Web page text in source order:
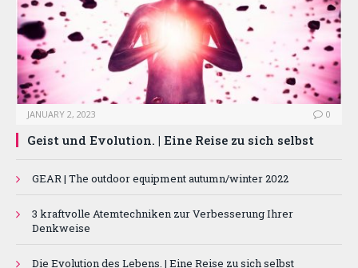
JANUARY 2, 2023 0
Geist und Evolution. | Eine Reise zu sich selbst
GEAR | The outdoor equipment autumn/winter 2022
3 kraftvolle Atemtechniken zur Verbesserung Ihrer
Denkweise
Die Evolution des Lebens. | Eine Reise zu sich selbst